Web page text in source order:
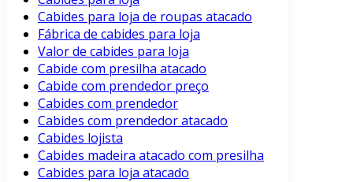
Cabides para loja de roupas atacado
Fábrica de cabides para loja
Valor de cabides para loja
Cabide com presilha atacado
Cabide com prendedor preço
Cabides com prendedor
Cabides com prendedor atacado
Cabides lojista
Cabides madeira atacado com presilha
Cabides para loja atacado